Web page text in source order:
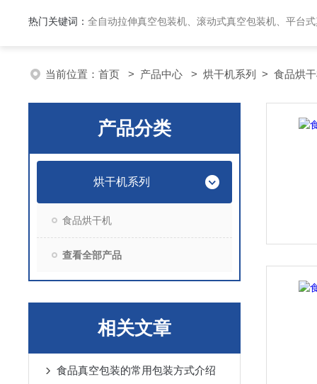
热门关键词： 全自动拉伸真空包装机、滚动式真空包装机、平台式真空包装机、大米定量
当前位置： 首页 > 产品中心 > 烘干机系列 > 食品烘
产品分类
烘干机系列
食品烘干机
查看全部产品
相关文章
食品真空包装的常用包装方式介绍